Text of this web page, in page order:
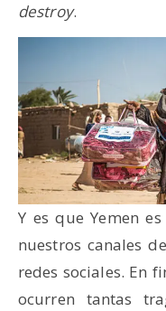
destroy.
Y es que Yemen
nuestros canales
redes sociales. En
ocurren tantas